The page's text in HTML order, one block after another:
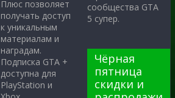
Плюс позволяет
получать доступ
к уникальным
материалам и
наградам.
Подписка GTA +
доступна для
PlayStation и
сообщества GTA
5 супер.
Чёрная
пятница
скидки и